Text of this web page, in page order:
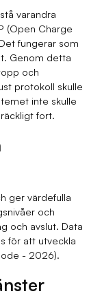
varandra
(Open Charge
fungerar som
Genom detta
och
protokoll skulle
inte skulle
fort.
ger värdefulla
och
och avslut. Data
för att utveckla
- 2026).